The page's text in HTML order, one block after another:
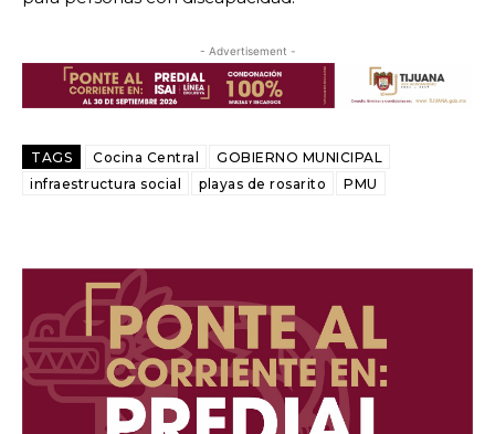
- Advertisement -
TAGS Cocina Central
GOBIERNO MUNICIPAL
infraestructura social
playas de rosarito PMU